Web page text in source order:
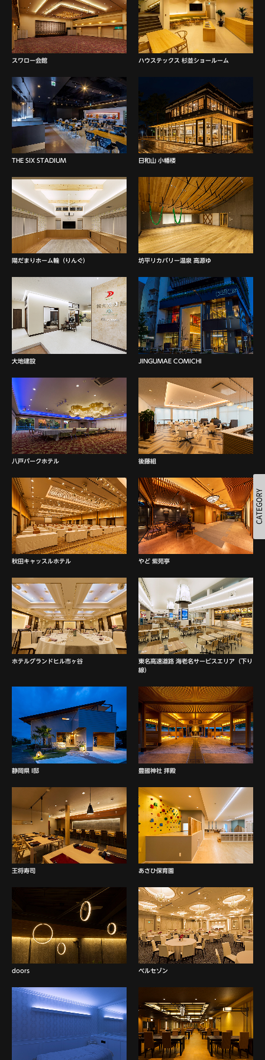
スワロー会館 ハウステックス 杉並ショールーム
THE SIX STADIUM 日和山 小幡楼
陽だまりホーム輪（りんぐ） 坊平リカバリー温泉 高源ゆ
大地建設 JINGUMAE COMICHI
八戸パークホテル 後藤組
秋田キャッスルホテル やど 紫苑亭
ホテルグランドヒル市ヶ谷
東名高速道路 海老名サービスエリア（下り
線）
静岡県 I邸 豊國神社 拝殿
王将寿司 あさひ保育園
doors ベルセゾン